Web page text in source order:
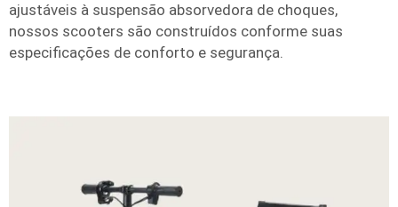
ajustáveis à suspensão absorvedora de choques,
nossos scooters são construídos conforme suas
especificações de conforto e segurança.